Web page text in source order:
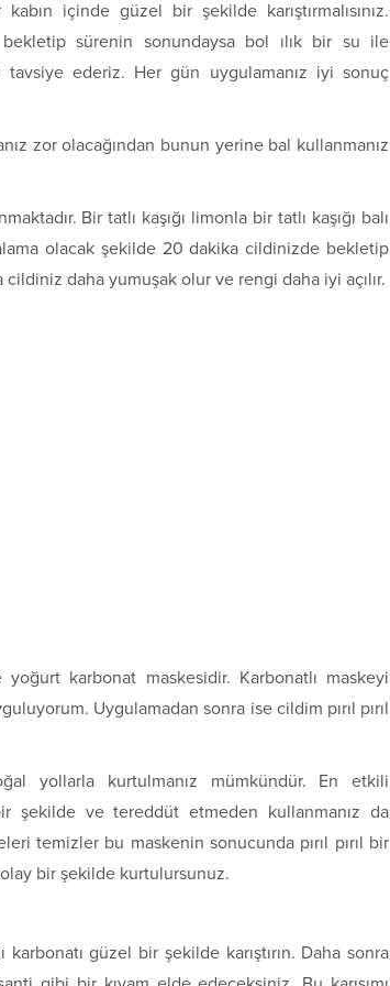
içinde güzel bir şekilde karıştırmalısınız.
bekletip sürenin sonundaysa bol ılık bir su ile
tavsiye ederiz. Her gün uygulamanız iyi sonuç
zor olacağından bunun yerine bal kullanmanız
Bir tatlı kaşığı limonla bir tatlı kaşığı balı
olacak şekilde 20 dakika cildinizde bekletip
daha yumuşak olur ve rengi daha iyi açılır.
karbonat maskesidir. Karbonatlı maskeyi
Uygulamadan sonra ise cildim pırıl pırıl
yollarla kurtulmanız mümkündür. En etkili
şekilde ve tereddüt etmeden kullanmanız da
temizler bu maskenin sonucunda pırıl pırıl bir
bir şekilde kurtulursunuz.
güzel bir şekilde karıştırın. Daha sonra